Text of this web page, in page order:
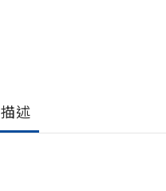
述